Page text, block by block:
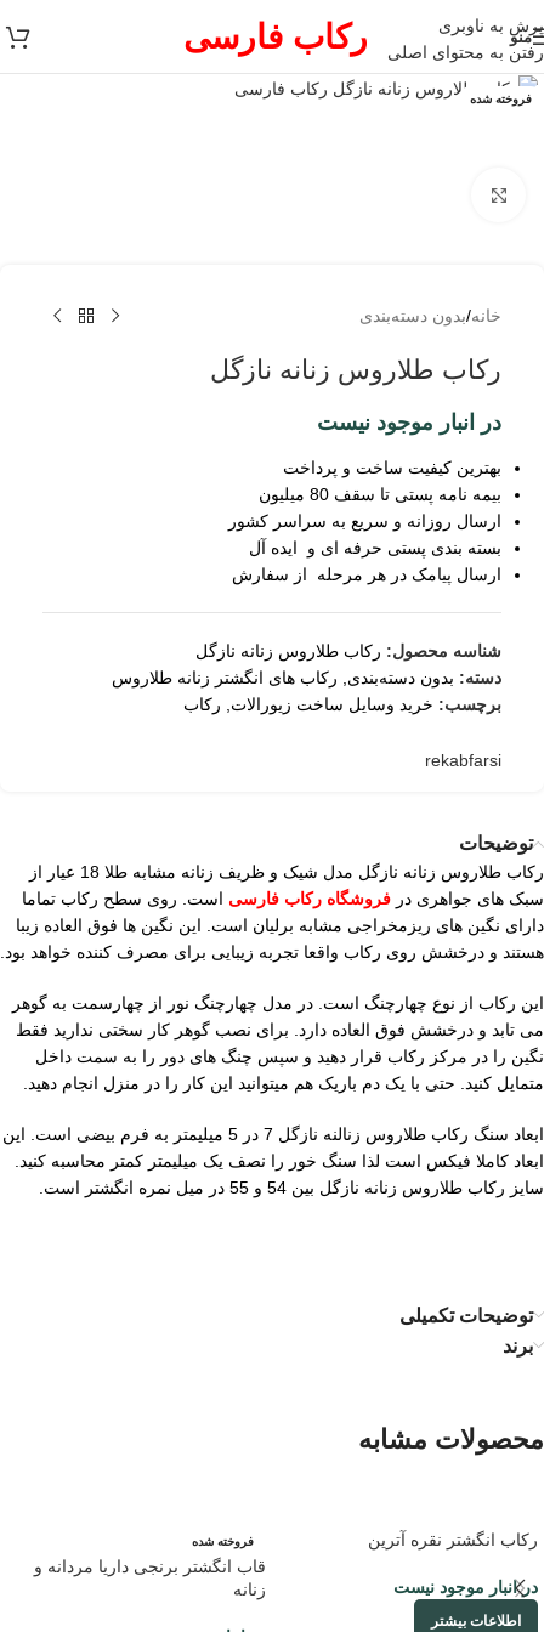
پرش به ناوبری
رفتن به محتوای اصلی
منو رکاب فارسی
فروخته شده
خانه/بدون دسته‌بندی
رکاب طلاروس زنانه نازگل
در انبار موجود نیست
بهترین کیفیت ساخت و پرداخت
بیمه نامه پستی تا سقف 80 میلیون
ارسال روزانه و سریع به سراسر کشور
بسته بندی پستی حرفه ای و ایده آل
ارسال پیامک در هر مرحله از سفارش
شناسه محصول: رکاب طلاروس زنانه نازگل
دسته: بدون دسته‌بندی
رکاب های انگشتر زنانه طلاروس
برچسب: خرید وسایل ساخت زیورالات رکاب
rekabfarsi
توضیحات
رکاب طلاروس زنانه نازگل مدل شیک و ظریف زنانه مشابه طلا 18 عیار از
سبک های جواهری در فروشگاه رکاب فارسی است. روی سطح رکاب تماما
دارای نگین های ریزمخراجی مشابه برلیان است. این نگین ها فوق العاده زیبا
هستند و درخشش روی رکاب واقعا تجربه زیبایی برای مصرف کننده خواهد بود.
این رکاب از نوع چهارچنگ است. در مدل چهارچنگ نور از چهارسمت به گوهر
می تابد و درخشش فوق العاده دارد. برای نصب گوهر کار سختی ندارید فقط
نگین را در مرکز رکاب قرار دهید و سپس چنگ های دور را به سمت داخل
متمایل کنید. حتی با یک دم باریک هم میتوانید این کار را در منزل انجام دهید.
ابعاد سنگ رکاب طلاروس زنالنه نازگل 7 در 5 میلیمتر به فرم بیضی است. این
ابعاد کاملا فیکس است لذا سنگ خور را نصف یک میلیمتر کمتر محاسبه کنید.
سایز رکاب طلاروس زنانه نازگل بین 54 و 55 در میل نمره انگشتر است.
توضیحات تکمیلی
برند
محصولات مشابه
رکاب انگشتر نقره آترین
در انبار موجود نیست
اطلاعات بیشتر
فروخته شده
قاب انگشتر برنجی داریا مردانه و
زنانه